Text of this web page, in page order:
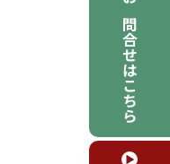
お問合せはこちら